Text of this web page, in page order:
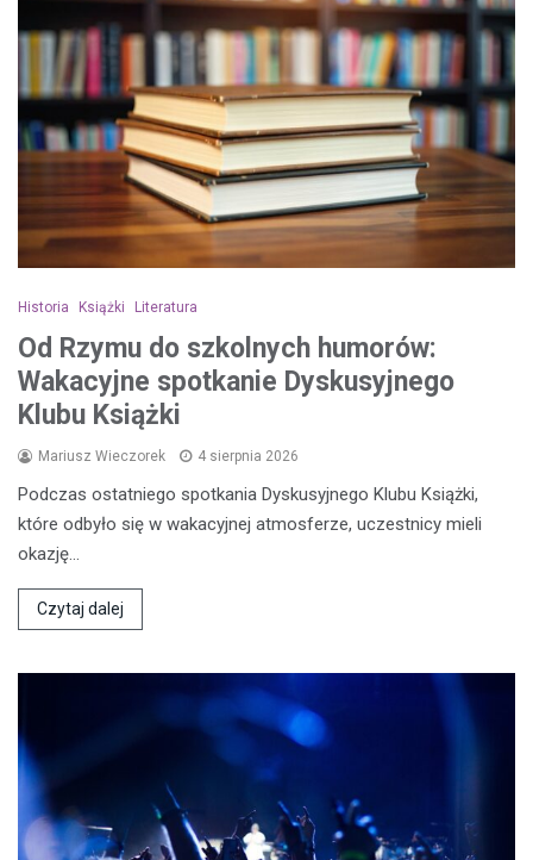
Historia Książki Literatura
Od Rzymu do szkolnych humorów:
Wakacyjne spotkanie Dyskusyjnego
Klubu Książki
Mariusz Wieczorek 4 sierpnia 2026
Podczas ostatniego spotkania Dyskusyjnego Klubu Książki,
które odbyło się w wakacyjnej atmosferze, uczestnicy mieli
okazję…
Czytaj dalej